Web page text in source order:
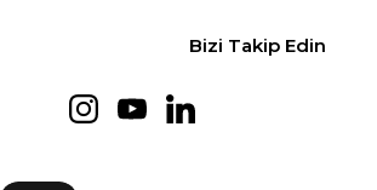
Bizi Takip Edin